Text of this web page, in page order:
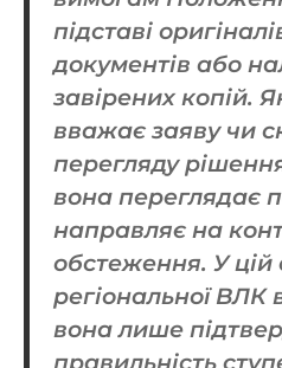
підставі
документів або
завірених копій.
вважає заяву чи
перегляду
вона переглядає
направляє на
обстеження. У цій
регіональної ВЛК
вона лише